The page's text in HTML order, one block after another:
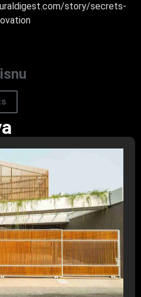
story/secrets-